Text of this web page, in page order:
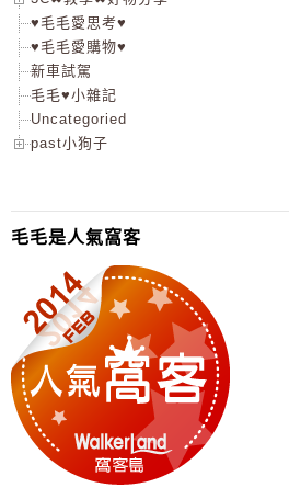
♥毛毛愛思考♥
♥毛毛愛購物♥
新車試駕
毛毛♥小雜記
Uncategoried
past小狗子
毛毛是人氣窩客